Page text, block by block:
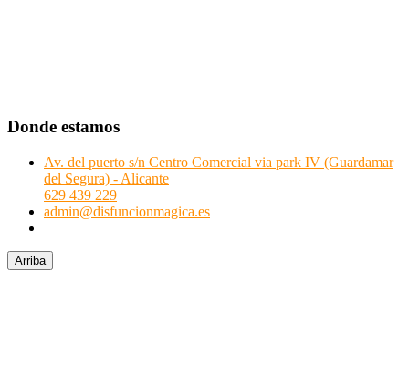
Donde estamos
Av. del puerto s/n Centro Comercial via park IV (Guardamar
del Segura) - Alicante
629 439 229
admin@disfuncionmagica.es
Arriba